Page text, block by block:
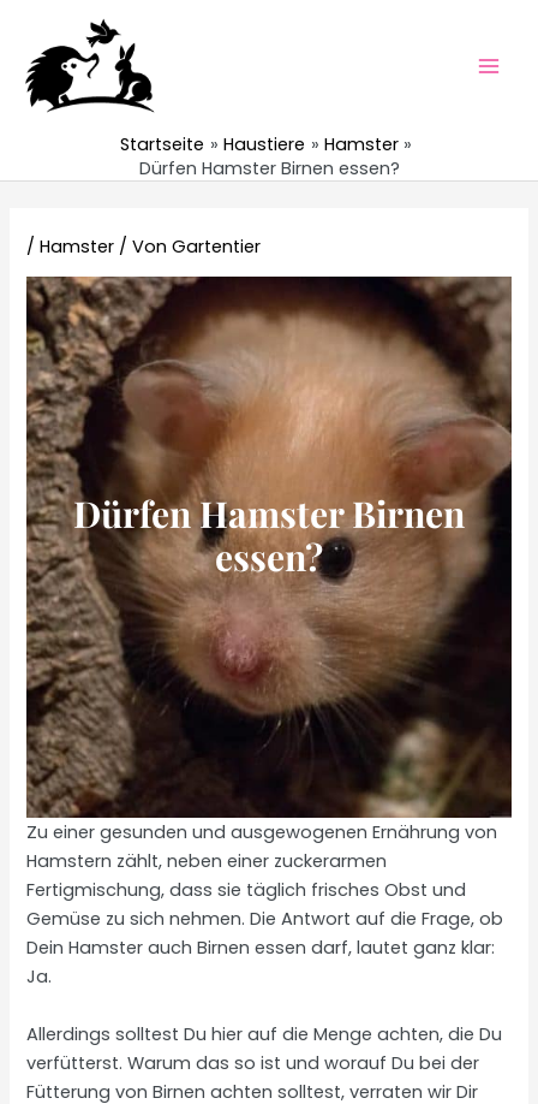
springen
Startseite Haustiere
Hamster
Dürfen Hamster Birnen essen?
/Hamster / VonGartentier
Dürfen Hamster Birnen
essen?
Zu einer gesunden und ausgewogenen Ernährung von
Hamstern zählt, neben einer zuckerarmen
Fertigmischung, dass sie täglich frisches Obst und
Gemüse zu sich nehmen. Die Antwort auf die Frage, ob
Dein Hamster auch Birnen essen darf, lautet ganz klar:
Ja.
Allerdings solltest Du hier auf die Menge achten, die Du
verfütterst. Warum das so ist und worauf Du bei der
Fütterung von Birnen achten solltest, verraten wir Dir